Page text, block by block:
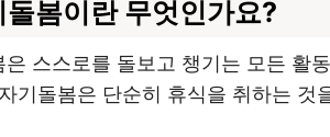
돌봄이란 무엇인가요?
은 스스로를 돌보고 챙기는 모든 활
기돌봄은 단순히 휴식을 취하는